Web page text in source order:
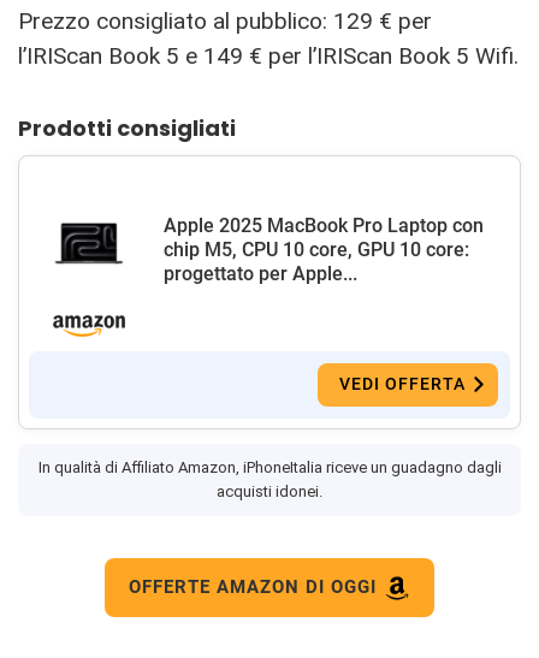
Prezzo consigliato al pubblico: 129 € per
l’IRIScan Book 5 e 149 € per l’IRIScan Book 5 Wifi.
Prodotti consigliati
Apple 2025 MacBook Pro Laptop con
chip M5, CPU 10 core, GPU 10 core:
progettato per Apple...
VEDI OFFERTA
In qualità di Affiliato Amazon, iPhoneItalia riceve un guadagno dagli
acquisti idonei.
OFFERTE AMAZON DI OGGI